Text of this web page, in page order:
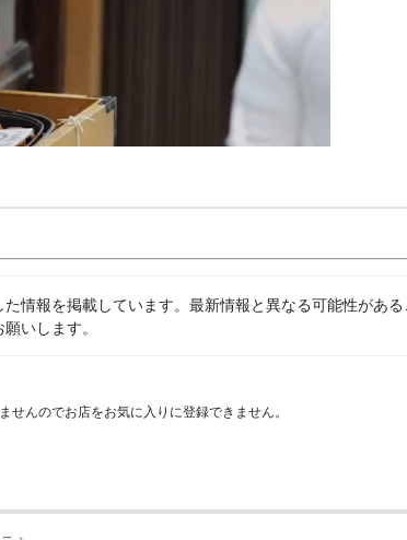
情報を掲載しています。最新情報と異なる可能性があ
いします。
んのでお店をお気に入りに登録できません。